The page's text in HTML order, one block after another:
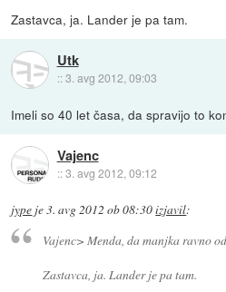
Zastavca, ja. Lander je pa tam.
Utk
::3. avg 2012, 09:03
Imeli so 40 let časa, da spravijo to
Vajenc
::3. avg 2012, 09:12
jype je3. avg 2012 ob 08:30izjavil:
Vajenc> Menda, da manjka ravno
Zastavca, ja. Lander je pa tam.